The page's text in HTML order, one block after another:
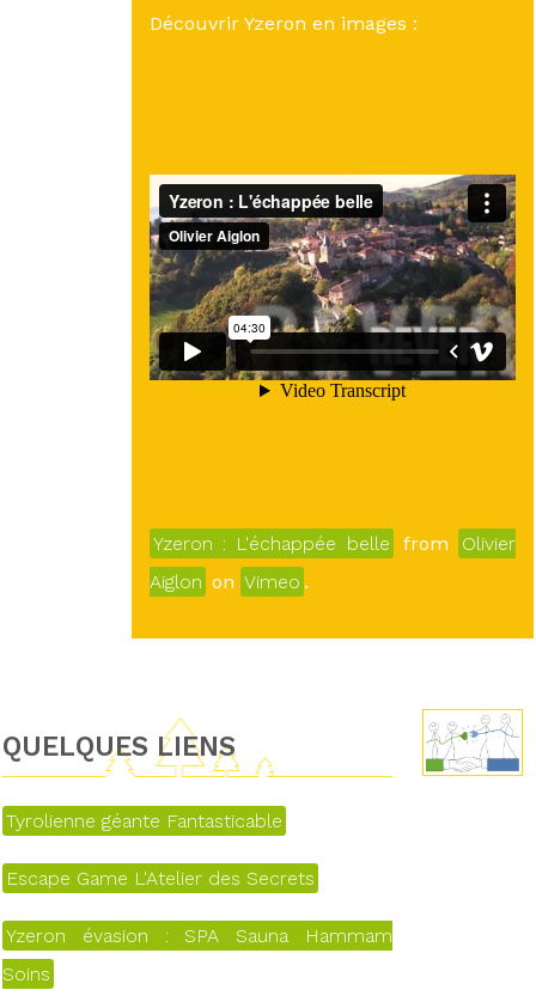
Découvrir Yzeron en images :
Yzeron : L'échappée belle from
Olivier
Aiglon on Vimeo .
QUELQUES LIENS
Tyrolienne géante Fantasticable
Escape Game L'Atelier des Secrets
Yzeron évasion : SPA Sauna Hammam
Soins